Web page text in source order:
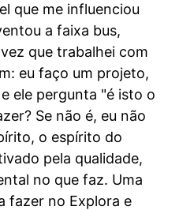
que me influenciou
a faixa bus,
que trabalhei com
eu faço um projeto,
ele pergunta "é isto o
Se não é, eu não
o espírito do
pela qualidade,
no que faz. Uma
fazer no Explora e